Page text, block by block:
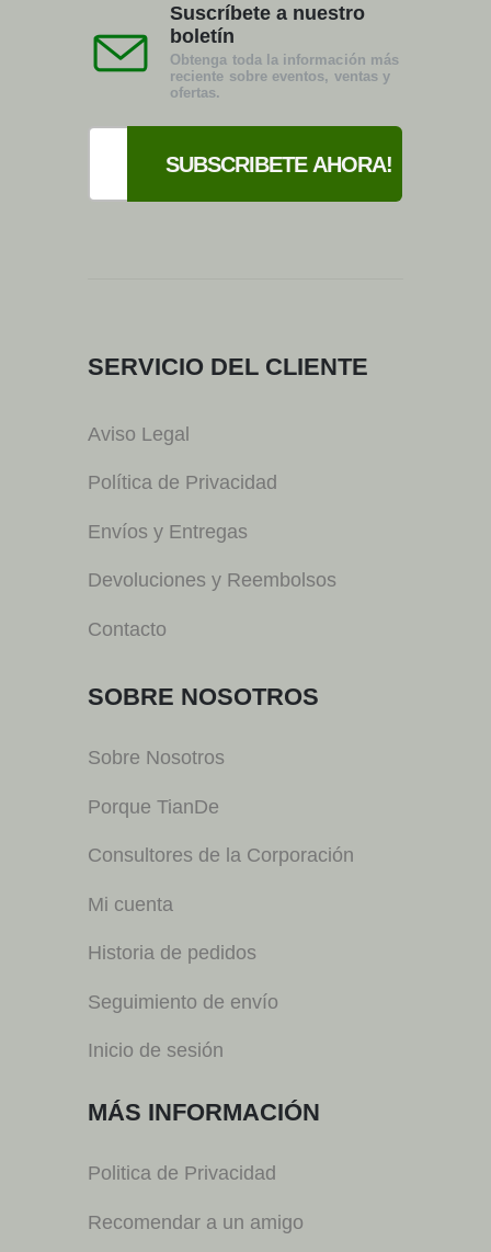
Suscríbete a nuestro
boletín
Obtenga toda la información más
reciente sobre eventos, ventas y
ofertas.
SERVICIO DEL CLIENTE
Aviso Legal
Política de Privacidad
Envíos y Entregas
Devoluciones y Reembolsos
Contacto
SOBRE NOSOTROS
Sobre Nosotros
Porque TianDe
Consultores de la Corporación
Mi cuenta
Historia de pedidos
Seguimiento de envío
Inicio de sesión
MÁS INFORMACIÓN
Politica de Privacidad
Recomendar a un amigo